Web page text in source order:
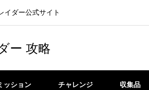
イダー公式サイト
ー 攻略
ッション チャレンジ 収集品